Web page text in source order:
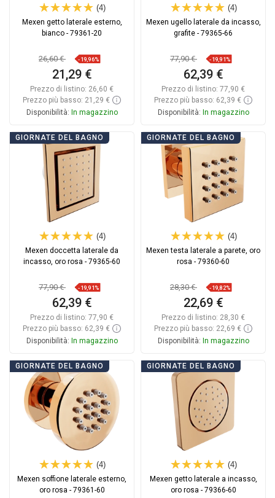
(4)
Mexen getto laterale esterno,
bianco - 79361-20
26,60 € -19,96%
21,29 €
Prezzo di listino: 26,60 €
Prezzo più basso: 21,29 €
Disponibilità: In magazzino
Aggiungi al carrello
favorite_border Preferito
Confrontare
(4)
Mexen ugello laterale da incasso,
grafite - 79365-66
77,90 € -19,91%
62,39 €
Prezzo di listino: 77,90 €
Prezzo più basso: 62,39 €
Disponibilità: In magazzino
Aggiungi al carrello
favorite_border Preferito
Confrontare
GIORNATE DEL BAGNO
(4)
Mexen doccetta laterale da
incasso, oro rosa - 79365-60
77,90 € -19,91%
62,39 €
Prezzo di listino: 77,90 €
Prezzo più basso: 62,39 €
Disponibilità: In magazzino
Aggiungi al carrello
Preferito
Confrontare
GIORNATE DEL BAGNO
(4)
Mexen testa laterale a parete, oro
rosa - 79360-60
28,30 € -19,82%
22,69 €
Prezzo di listino: 28,30 €
Prezzo più basso: 22,69 €
Disponibilità: In magazzino
Aggiungi al carrello
favorite_border Preferito
Confrontare
GIORNATE DEL BAGNO
(4)
Mexen soffione laterale esterno,
oro rosa - 79361-60
GIORNATE DEL BAGNO
(4)
Mexen getto laterale a incasso,
oro rosa - 79366-60